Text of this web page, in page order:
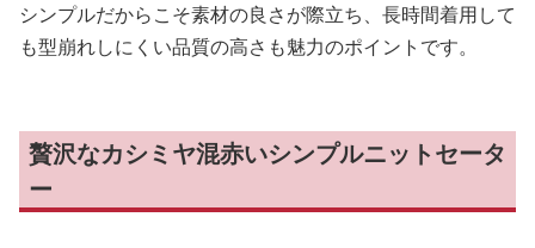
シンプルだからこそ素材の良さが際立ち、長時間着用して
も型崩れしにくい品質の高さも魅力のポイントです。
贅沢なカシミヤ混赤いシンプルニットセータ
ー